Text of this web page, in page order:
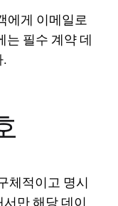
에게 이메일로
는 필수 계약 데
.
체적이고 명시
만 해당 데이